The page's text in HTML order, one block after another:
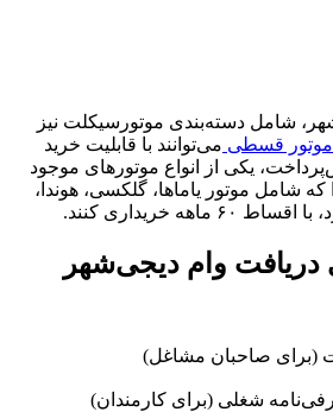
شامل دسته‌بندی موتورسیکلت نیز
موتور قسطی می‌توانند با قابلیت خرید
یکی از انواع موتورهای موجود
شامل موتور یاماها، گلکسی، هوندا،
خریداری کنند.
دریافت وام دیجی‌شهر
(برای صاحبان مشاغل)
شغلی (برای کارمندان)